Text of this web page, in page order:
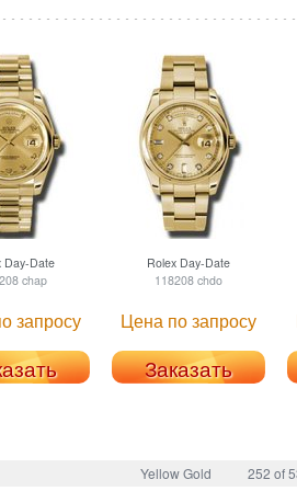
Day-Date
chap
запросу
Rolex Day-Date
118208 chdo
Цена по запросу
Заказать
Yellow Gold 252 of